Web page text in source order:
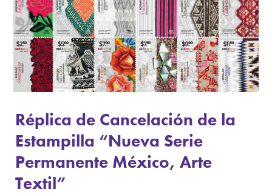
Réplica de Cancelación de la
Estampilla “Nueva Serie
Permanente México, Arte
Textil”